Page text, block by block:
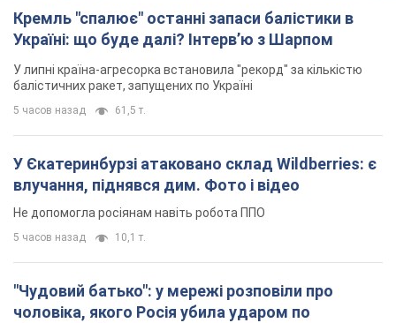
Кремль "спалює" останні запаси балістики в
Україні: що буде далі? Інтерв’ю з Шарпом
У липні країна-агресорка встановила "рекорд" за кількістю
балістичних ракет, запущених по Україні
5 часов назад 61,5 т.
У Єкатеринбурзі атаковано склад Wildberries: є
влучання, піднявся дим. Фото і відео
Не допомогла росіянам навіть робота ППО
5 часов назад 10,1 т.
"Чудовий батько": у мережі розповіли про
чоловіка, якого Росія убила ударом по